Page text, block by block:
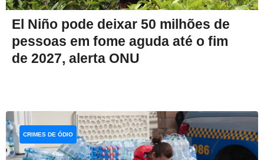
El Niño pode deixar 50 milhões de
pessoas em fome aguda até o fim
de 2027, alerta ONU
CRIMES DE ÓDIO